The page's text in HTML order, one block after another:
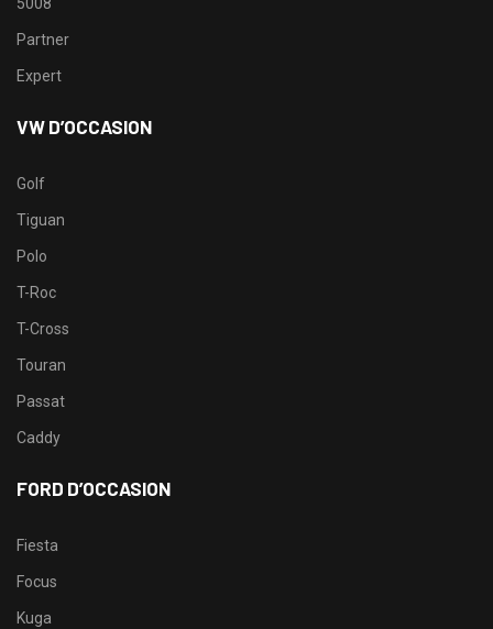
Partner
Expert
VW D’OCCASION
Golf
Tiguan
Polo
T-Roc
T-Cross
Touran
Passat
Caddy
FORD D’OCCASION
Fiesta
Focus
Kuga